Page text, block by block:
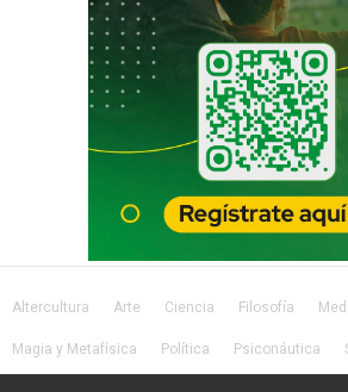
Altercultura Arte Ciencia Filosofía
Magia y Metafísica Política Psiconáutica